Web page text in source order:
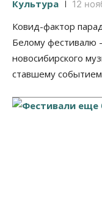
Культура 12
Ковид-фактор
Белому фестивалю
новосибирского
ставшему